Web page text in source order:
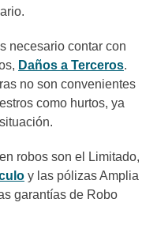
necesario contar con
Daños a Terceros.
no son convenientes
como hurtos, ya
robos son el Limitado,
y las pólizas Amplia
garantías de Robo